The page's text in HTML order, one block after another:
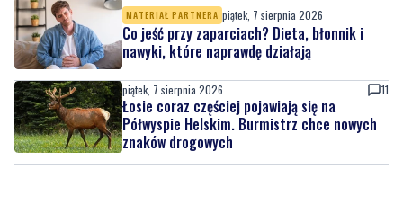
MATERIAŁ PARTNERA piątek, 7 sierpnia 2026
Co jeść przy zaparciach? Dieta, błonnik i
nawyki, które naprawdę działają
piątek, 7 sierpnia 2026 11
Łosie coraz częściej pojawiają się na
Półwyspie Helskim. Burmistrz chce nowych
znaków drogowych